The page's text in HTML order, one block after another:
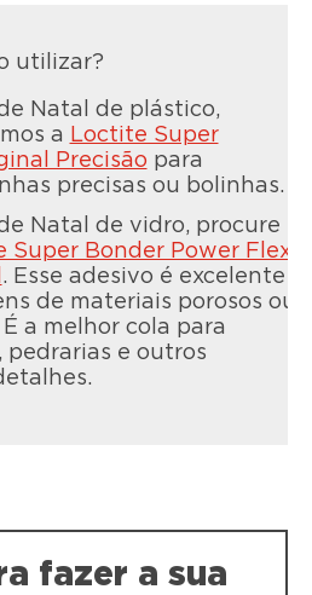
Pincel
Bonder Pincel é uma
que garante
Aplicador em pincel
produto de modo
Precisão
Bonder Precisão é
precisas de
ao seu bico
utilizar?
Natal de plástico,
a Loctite Super
Precisão para
precisas ou bolinhas.
Natal de vidro, procure
Super Bonder Power Flex
. Esse adesivo é excelente
de materiais porosos ou
a melhor cola para
pedrarias e outros
fazer a sua